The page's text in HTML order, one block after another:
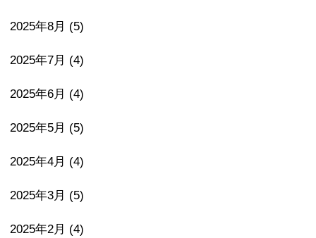
2025年8月 (5)
2025年7月 (4)
2025年6月 (4)
2025年5月 (5)
2025年4月 (4)
2025年3月 (5)
2025年2月 (4)